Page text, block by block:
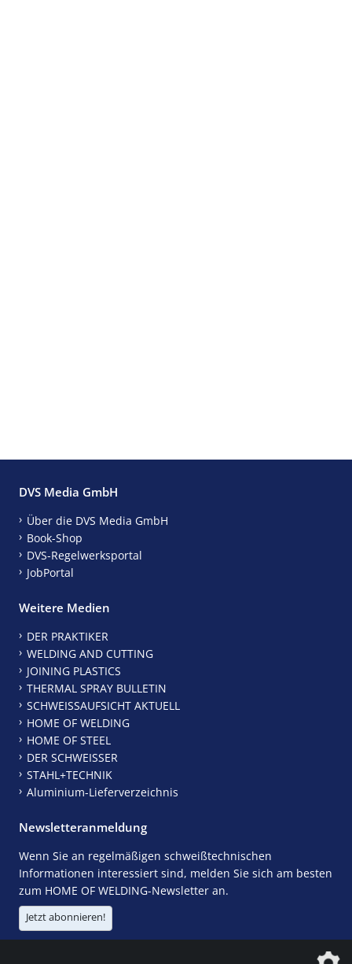
DVS Media GmbH
Über die DVS Media GmbH
Book-Shop
DVS-Regelwerksportal
JobPortal
Weitere Medien
DER PRAKTIKER
WELDING AND CUTTING
JOINING PLASTICS
THERMAL SPRAY BULLETIN
SCHWEISSAUFSICHT AKTUELL
HOME OF WELDING
HOME OF STEEL
DER SCHWEISSER
STAHL+TECHNIK
Aluminium-Lieferverzeichnis
Newsletteranmeldung
Wenn Sie an regelmäßigen schweißtechnischen
Informationen interessiert sind, melden Sie sich am besten
zum HOME OF WELDING-Newsletter an.
Jetzt abonnieren!